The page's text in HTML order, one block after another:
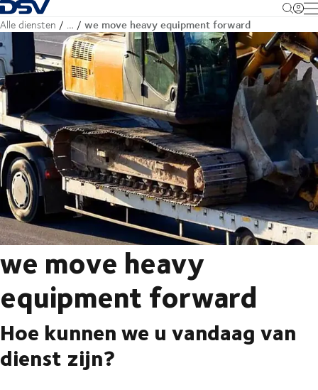
Terug naar startpagina
Alle diensten … we move heavy equipment forward
we move heavy
equipment forward
Hoe kunnen we u vandaag van
dienst zijn?